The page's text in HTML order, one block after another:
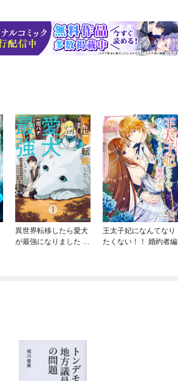
異世界転移したら愛犬
が最強になりました ～
王太子妃になんてなり
たくない！！ 婚約者編